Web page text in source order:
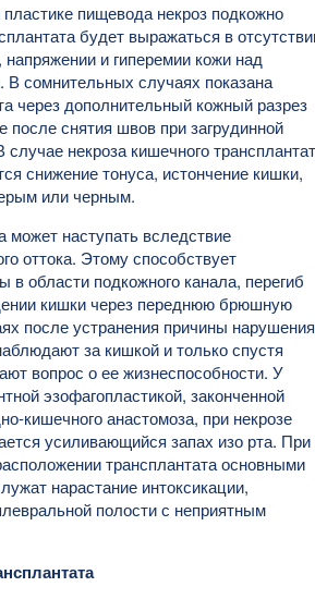
пищевода некроз подкожно
будет выражаться в
напряжении и гиперемии кожи над
сомнительных случаях показана
через дополнительный кожный разрез
после снятия швов при загрудинной
некроза кишечного
снижение тонуса, истончение кишки,
или черным.
может наступать вследствие
оттока. Этому способствует
в области подкожного канала, перегиб
кишки через переднюю брюшную
после устранения причины нарушения
за кишкой и только спустя
вопрос о ее жизнеспособности. У
эзофагопластикой, законченной
кишечного анастомоза, при некрозе
усиливающийся запах изо рта. При
трансплантата основными
нарастание интоксикации,
полости с неприятным